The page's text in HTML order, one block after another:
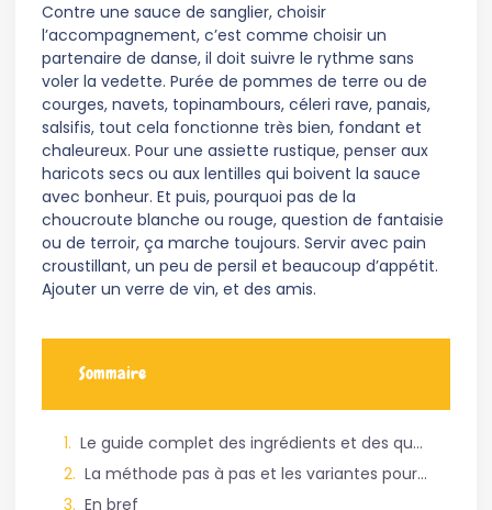
Contre une sauce de sanglier, choisir
l’accompagnement, c’est comme choisir un
partenaire de danse, il doit suivre le rythme sans
voler la vedette. Purée de pommes de terre ou de
courges, navets, topinambours, céleri rave, panais,
salsifis, tout cela fonctionne très bien, fondant et
chaleureux. Pour une assiette rustique, penser aux
haricots secs ou aux lentilles qui boivent la sauce
avec bonheur. Et puis, pourquoi pas de la
choucroute blanche ou rouge, question de fantaisie
ou de terroir, ça marche toujours. Servir avec pain
croustillant, un peu de persil et beaucoup d’appétit.
Ajouter un verre de vin, et des amis.
Sommaire
Le guide complet des ingrédients et des quantités précises pour sanglier mijoté sans vin.
La méthode pas à pas et les variantes pour mijoter le sanglier tendre sans utiliser de vin.
En bref